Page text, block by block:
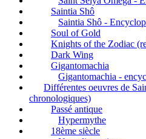
Saintia Shô
Saintia Shô -
Soul of Gold
Knights of the Zodiac
Dark Wing
Gigantomachia
Gigantomachia -
Différentes oeuvres de
chronologiques)
Passé antique
Hypermythe
18ème siècle